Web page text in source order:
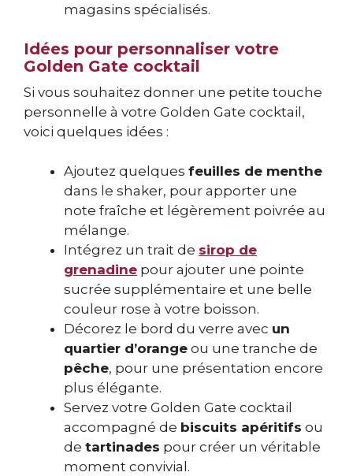
magasins spécialisés.
Idées pour personnaliser votre
Golden Gate cocktail
Si vous souhaitez donner une petite touche
personnelle à votre Golden Gate cocktail,
voici quelques idées :
Ajoutez quelques feuilles de menthe
dans le shaker, pour apporter une
note fraîche et légèrement poivrée au
mélange.
Intégrez un trait de sirop de
grenadine pour ajouter une pointe
sucrée supplémentaire et une belle
couleur rose à votre boisson.
Décorez le bord du verre avec un
quartier d’orange ou une tranche de
pêche, pour une présentation encore
plus élégante.
Servez votre Golden Gate cocktail
accompagné de biscuits apéritifs ou
de tartinades pour créer un véritable
moment convivial.